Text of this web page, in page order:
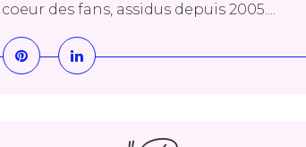
des fans, assidus depuis 2005....